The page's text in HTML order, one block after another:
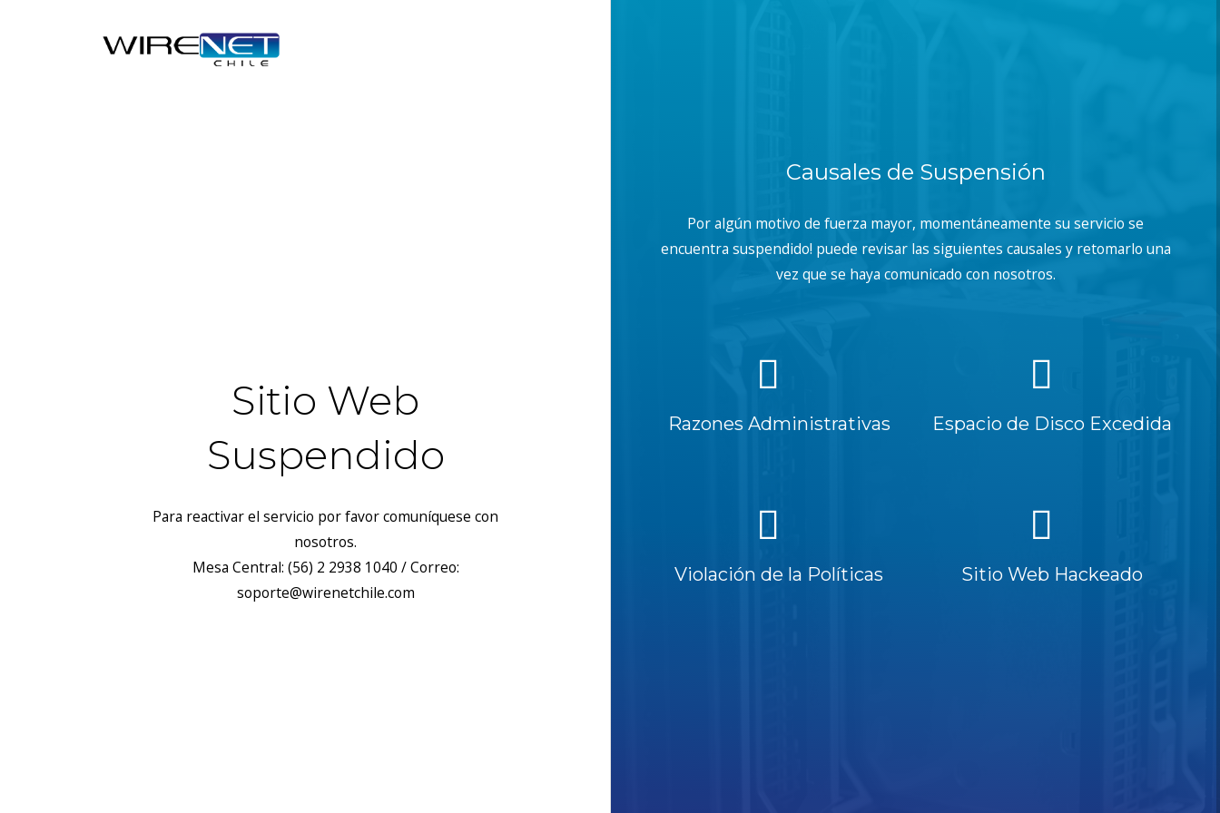
Sitio Web
Suspendido
Para reactivar el servicio por favor comuníquese con
nosotros.
Mesa Central: (56) 2 2938 1040 / Correo:
soporte@wirenetchile.com
Causales de Suspensión
Por algún motivo de fuerza mayor, momentáneamente su servicio se
encuentra suspendido! puede revisar las siguientes causales y retomarlo una
vez que se haya comunicado con nosotros.
Razones Administrativas Espacio de Disco Excedida
Violación de la Políticas Sitio Web Hackeado